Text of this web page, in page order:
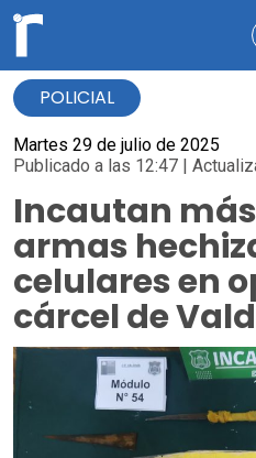
POLICIAL
Martes 29 de julio de 2025
Publicado a las 12:47 |
Incautan más
armas
celulares en
cárcel de